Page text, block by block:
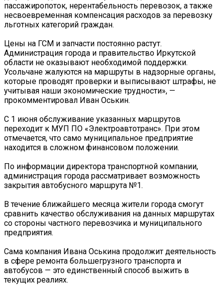
пассажиропоток, нерентабельность перевозок, а также
несвоевременная компенсация расходов за перевозку
льготных категорий граждан.
Цены на ГСМ и запчасти постоянно растут.
Администрация города и правительство Иркутской
области не оказывают необходимой поддержки.
Усольчане жалуются на маршруты в надзорные органы,
которые проводят проверки и выписывают штрафы, не
учитывая наши экономические трудности», —
прокомментировал Иван Оськин.
С 1 июня обслуживание указанных маршрутов
переходит к МУП ПО «Электроавтотранс». При этом
отмечается, что само муниципальное предприятие
находится в сложном финансовом положении.
По информации директора транспортной компании,
администрация города рассматривает возможность
закрытия автобусного маршрута №1.
В течение ближайшего месяца жители города смогут
сравнить качество обслуживания на данных маршрутах
со стороны частного перевозчика и муниципального
предприятия.
Сама компания Ивана Оськина продолжит деятельность
в сфере ремонта большегрузного транспорта и
автобусов — это единственный способ выжить в
текущих реалиях.